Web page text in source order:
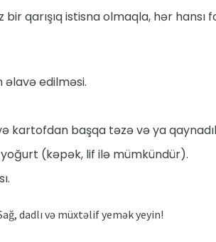
qarışıq istisna olmaqla, hər hansı
edilməsi.
kartofdan başqa təzə və ya
(kəpək, lif ilə mümkündür).
dadlı və müxtəlif yemək yeyin!